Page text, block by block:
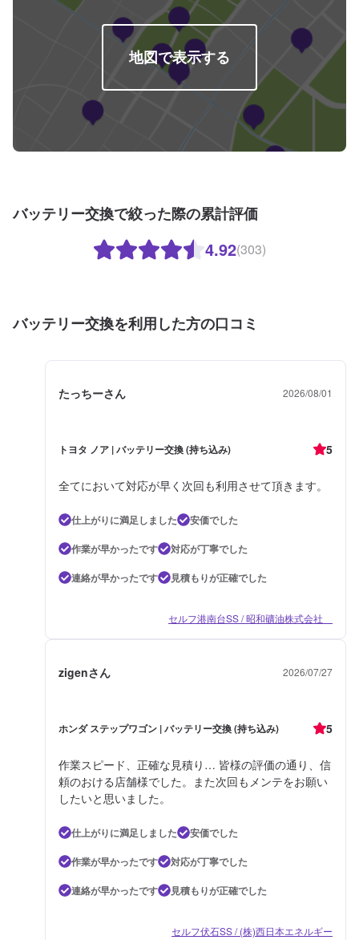
地図で表示する
バッテリー交換で絞った際の累計評価
4.92(303)
バッテリー交換を利用した方の口コミ
たっちーさん 2026/08/01
トヨタ ノア | バッテリー交換 (持ち込み) 5
全てにおいて対応が早く次回も利用させて頂きます。
仕上がりに満足しました
安価でした
作業が早かったです
対応が丁寧でした
連絡が早かったです
見積もりが正確でした
セルフ港南台SS / 昭和礦油株式会社
zigenさん 2026/07/27
ホンダ ステップワゴン | バッテリー交換 (持ち込み) 5
作業スピード、正確な見積り… 皆様の評価の通り、信
頼のおける店舗様でした。また次回もメンテをお願い
したいと思いました。
仕上がりに満足しました
安価でした
作業が早かったです
対応が丁寧でした
連絡が早かったです
見積もりが正確でした
セルフ伏石SS / (株)西日本エネルギー